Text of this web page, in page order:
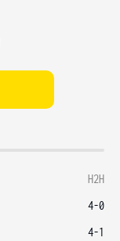
H2H
4-0
4-1